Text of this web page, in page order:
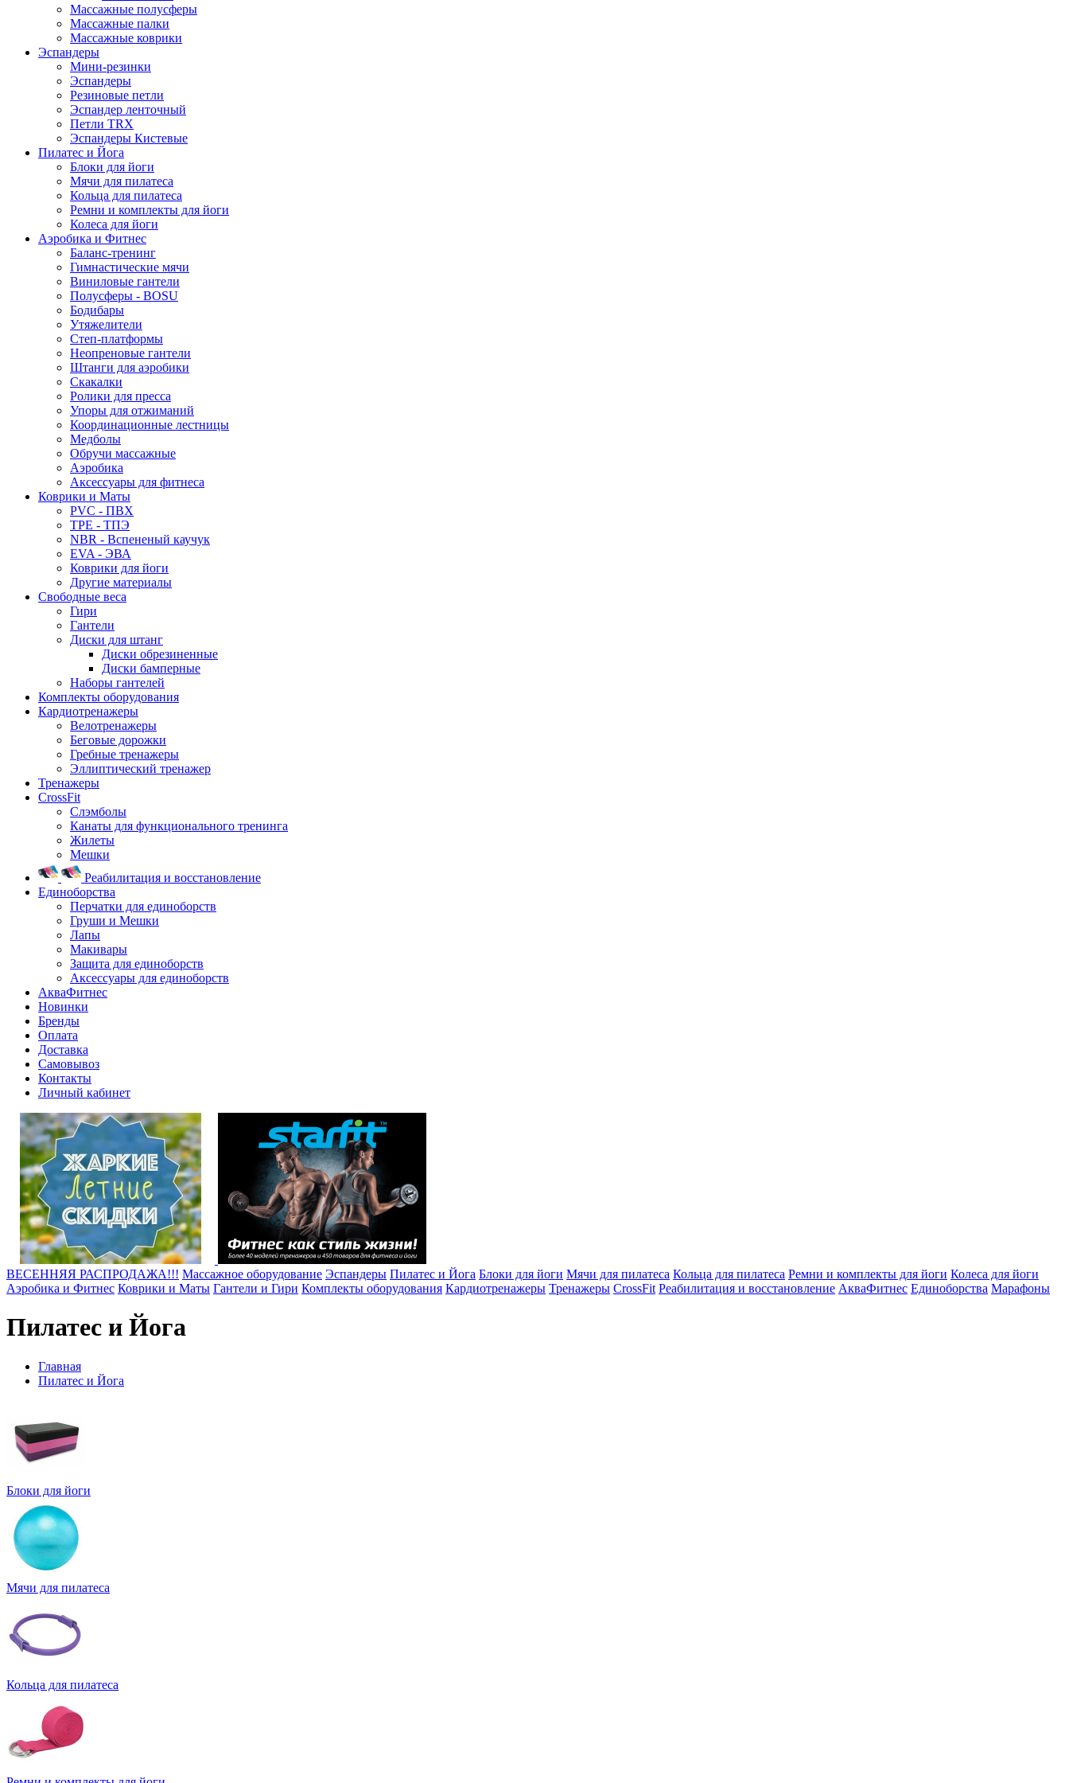
Массажные полусферы
Массажные палки
Массажные коврики
Эспандеры
Мини-резинки
Эспандеры
Резиновые петли
Эспандер ленточный
Петли TRX
Эспандеры Кистевые
Пилатес и Йога
Блоки для йоги
Мячи для пилатеса
Кольца для пилатеса
Ремни и комплекты для йоги
Колеса для йоги
Аэробика и Фитнес
Баланс-тренинг
Гимнастические мячи
Виниловые гантели
Полусферы - BOSU
Бодибары
Утяжелители
Степ-платформы
Неопреновые гантели
Штанги для аэробики
Скакалки
Ролики для пресса
Упоры для отжиманий
Координационные лестницы
Медболы
Обручи массажные
Аэробика
Аксессуары для фитнеса
Коврики и Маты
PVC - ПВХ
TPE - ТПЭ
NBR - Вспененый каучук
EVA - ЭВА
Коврики для йоги
Другие материалы
Свободные веса
Гири
Гантели
Диски для штанг
Диски обрезиненные
Диски бамперные
Наборы гантелей
Комплекты оборудования
Кардиотренажеры
Велотренажеры
Беговые дорожки
Гребные тренажеры
Эллиптический тренажер
Тренажеры
CrossFit
Слэмболы
Канаты для функционального тренинга
Жилеты
Мешки
Реабилитация и восстановление
Единоборства
Перчатки для единоборств
Груши и Мешки
Лапы
Макивары
Защита для единоборств
Аксессуары для единоборств
АкваФитнес
Новинки
Бренды
Оплата
Доставка
Самовывоз
Контакты
Личный кабинет
ВЕСЕННЯЯ РАСПРОДАЖА!!! Массажное оборудование Эспандеры Пилатес и Йога Блоки для йоги Мячи для пилатеса Кольца для пилатеса Ремни и комплекты для йоги Колеса для йоги
Аэробика и Фитнес Коврики и Маты Гантели и Гири Комплекты оборудования Кардиотренажеры Тренажеры CrossFit Реабилитация и восстановление АкваФитнес Единоборства Марафоны
Пилатес и Йога
Главная
Пилатес и Йога
Блоки для йоги
Мячи для пилатеса
Кольца для пилатеса